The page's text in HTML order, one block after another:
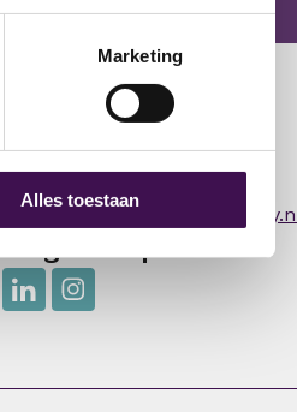
Marketing
Alles toestaan
088-33 02 100
Mail ons